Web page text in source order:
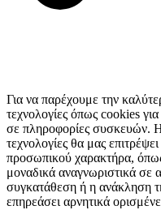
Για να παρέχουμε την
τεχνολογίες όπως cookies
σε πληροφορίες συσκευών.
τεχνολογίες θα μας
προσωπικού χαρακτήρα,
μοναδικά αναγνωριστικά σε
συγκατάθεση ή η ανάκληση
επηρεάσει αρνητικά